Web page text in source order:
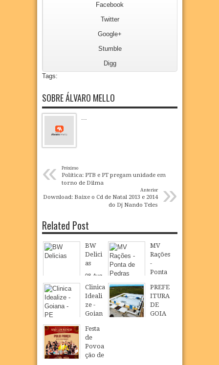
Facebook
Twitter
Google+
Stumble
Digg
Tags:
SOBRE ÁLVARO MELLO
...
« Próximo
Política: PTB e PT pregam unidade em
torno de Dilma
»
Anterior
Download: Baixe o Cd de Natal 2013 e 2014
do Dj Nando Teles
Related Post
BW
Delici
as
08 Aug
2026
MV
Rações
-
Ponta
Pedra
s
08 Aug 2026
Clinica
Ideali
ze -
Goian
08 Aug 2026
PREFE
ITURA
DE
GOIA
Festa
de
Povoa
ção de